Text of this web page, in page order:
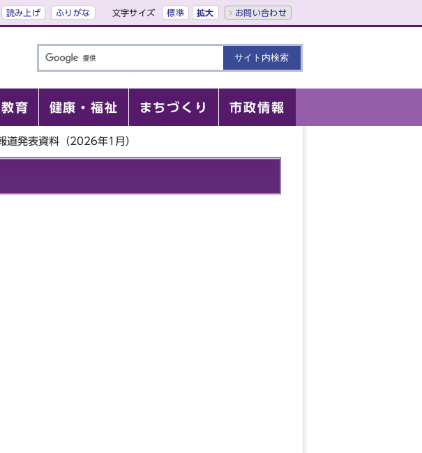
読み上げ ふりがな 文字サイズ 標準 拡大 お問い合わせ
育 健康・福祉 まちづくり 市政情報
道発表資料（2026年1月）